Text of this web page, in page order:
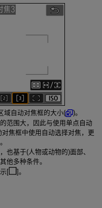
域自动对焦框的大小(
)。
范围大，因此与使用单点自动
焦框中使用自动选择对焦，更
也基于(人物或动物的)面部、
他多种条件。
[
]。